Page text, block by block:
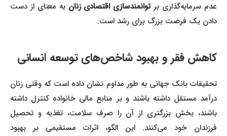
عدم سرمایه‌گذاری برتوانمندسازی اقتصادی زنان به معنای از دست
دادن یک فرصت بزرگ برای رشد است.
کاهش فقر و بهبود شاخص‌های توسعه انسانی
تحقیقات بانک جهانی به طور مداوم نشان داده است که وقتی زنان
درآمد مستقل داشته باشند و بر منابع مالی خانواده کنترل داشته
باشند، بخش بزرگتری از آن را صرف سلامت، تغذیه و تحصیل
فرزندان خود می‌کنند. این الگو، اثرات مستقیمی بر بهبود